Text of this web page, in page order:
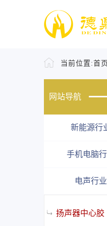
当前位置:首页
网站导航
新能源行
手机电脑
电声行
扬声器中心胶